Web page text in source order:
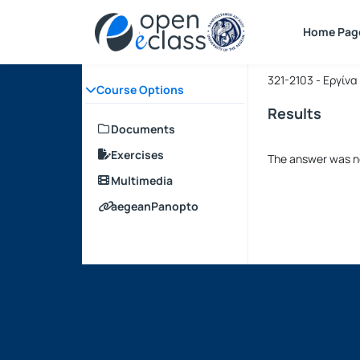
Home
Course Options
Documents
Exercises
Multimedia
aegeanPanopto
Course :
Course
321-2103 -
Results
The answer was